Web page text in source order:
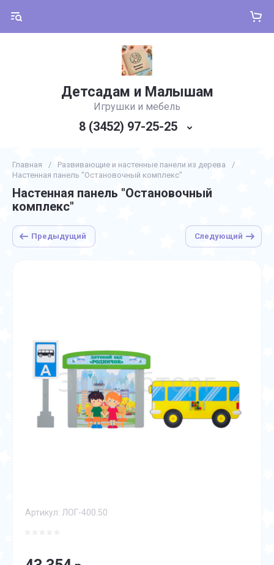
Детсадам и Малышам
Игрушки и мебель
8 (3452) 97-25-25
Главная / Развивающие и настенные панели из дерева
/
Настенная панель "Остановочный комплекс"
Настенная панель "Остановочный
комплекс"
Предыдущий Следующий
Артикул: ЛОГ-400.50